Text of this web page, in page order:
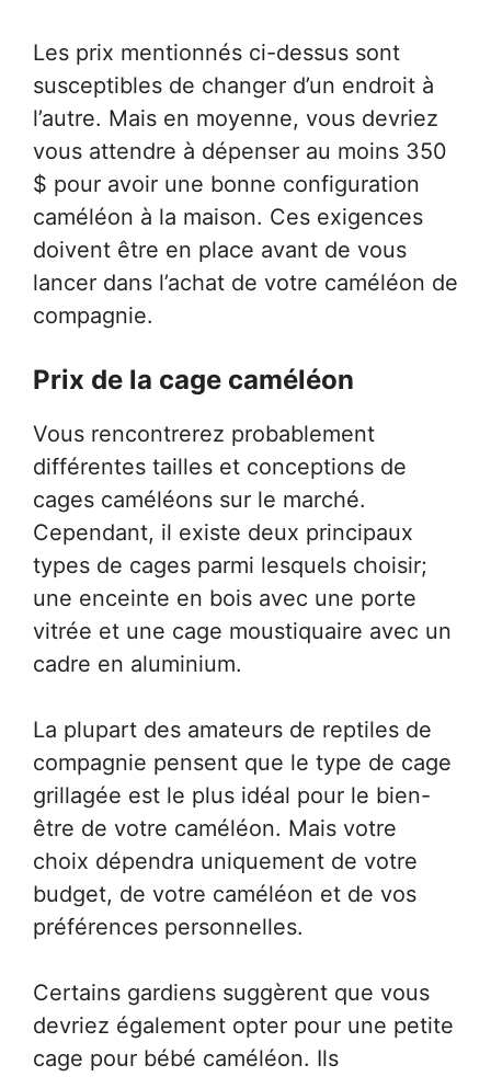
Les prix mentionnés ci-dessus sont
susceptibles de changer d’un endroit à
l’autre. Mais en moyenne, vous devriez
vous attendre à dépenser au moins 350
$ pour avoir une bonne configuration
caméléon à la maison. Ces exigences
doivent être en place avant de vous
lancer dans l’achat de votre caméléon de
compagnie.
Prix ​​de la cage caméléon
Vous rencontrerez probablement
différentes tailles et conceptions de
cages caméléons sur le marché.
Cependant, il existe deux principaux
types de cages parmi lesquels choisir;
une enceinte en bois avec une porte
vitrée et une cage moustiquaire avec un
cadre en aluminium.
La plupart des amateurs de reptiles de
compagnie pensent que le type de cage
grillagée est le plus idéal pour le bien-
être de votre caméléon. Mais votre
choix dépendra uniquement de votre
budget, de votre caméléon et de vos
préférences personnelles.
Certains gardiens suggèrent que vous
devriez également opter pour une petite
cage pour bébé caméléon. Ils